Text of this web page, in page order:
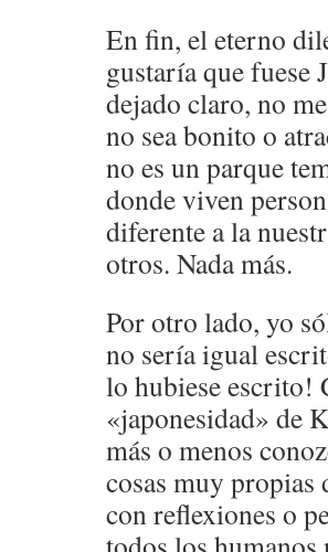
En fin, el eterno
gustaría que fuese
dejado claro, no
no sea bonito o
no es un parque
donde viven
diferente a la
otros. Nada más.
Por otro lado, yo
no sería igual
lo hubiese escrito!
«japonesidad» de
más o menos
cosas muy propias
con reflexiones o